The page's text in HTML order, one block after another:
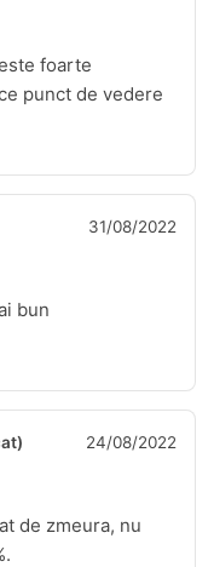
foarte
punct de vedere
31/08/2022
bun
24/08/2022
de zmeura, nu